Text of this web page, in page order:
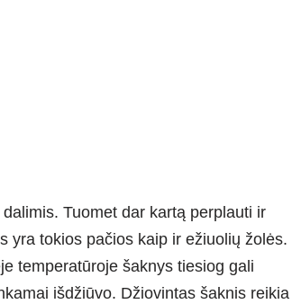
Tuomet dar kartą perplauti ir
yra tokios pačios kaip ir ežiuolių žolės.
temperatūroje šaknys tiesiog gali
išdžiūvo. Džiovintas šaknis reikia